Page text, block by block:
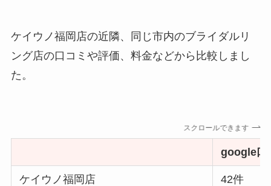
ケイウノ福岡店の近隣、同じ市内のブライダルリ
ング店の口コミや評価、料金などから比較しまし
た。
スクロールできます
google口
ケイウノ福岡店 42件